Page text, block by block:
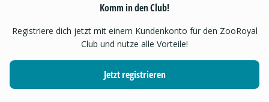
Komm in den Club!
Registriere dich jetzt mit einem Kundenkonto für den ZooRoyal
Club und nutze alle Vorteile!
Jetzt registrieren